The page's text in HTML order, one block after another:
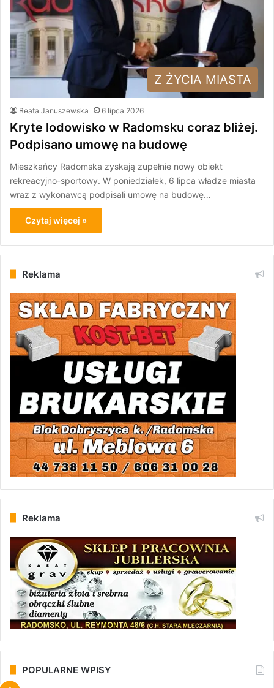
Z ŻYCIA MIASTA
Beata Januszewska 6 lipca 2026
Kryte lodowisko w Radomsku coraz bliżej.
Podpisano umowę na budowę
Mieszkańcy Radomska zyskają zupełnie nowy obiekt
rekreacyjno-sportowy. W poniedziałek, 6 lipca władze miasta
wraz z wykonawcą podpisali umowę na budowę…
Czytaj więcej »
Reklama
Reklama
POPULARNE WPISY